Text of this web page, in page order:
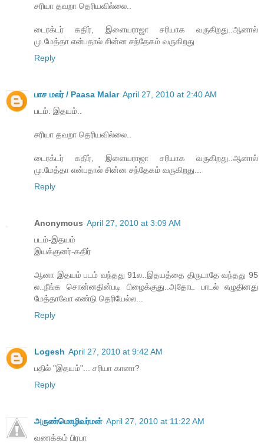
சரியா தவறா தெரியவில்லை..
டைரக்டர் கதிர், இளையராஜா சரியாக வருகிறது..ஆனால்
மு.மேத்தா என்பதால் சின்ன சந்தேகம் வருகிறது
Reply
பாச மலர் / Paasa Malar April 27, 2010 at 2:40 AM
படம்: இதயம்..
சரியா தவறா தெரியவில்லை..
டைரக்டர் கதிர், இளையராஜா சரியாக வருகிறது..ஆனால்
மு.மேத்தா என்பதால் சின்ன சந்தேகம் வருகிறது...
Reply
Anonymous April 27, 2010 at 3:09 AM
படம்-இதயம்
இயக்குனர்-கதிர்
ஆனா இதயம் படம் வந்தது 91ல..இதயத்தை திருடாதே வந்தது 95
ல..நீங்க சொன்னதின்படி பிழைக்குது..அதோட பாடல் எழுதினது
மேத்தாவோ எண்டு தெரியேல்ல...
Reply
Logesh April 27, 2010 at 9:42 AM
பதில் "இதயம்"... சரியா கானா?
Reply
அருண்மொழிவர்மன் April 27, 2010 at 11:22 AM
வணக்கம் பிரபா